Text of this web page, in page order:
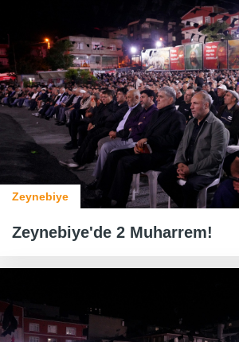
Zeynebiye
Zeynebiye'de 2 Muharrem!